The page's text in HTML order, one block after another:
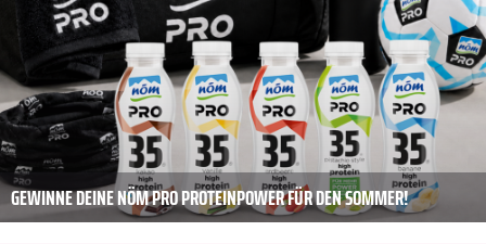
GEWINNE DEINE NÖM PRO PROTEINPOWER FÜR DEN SOMMER!